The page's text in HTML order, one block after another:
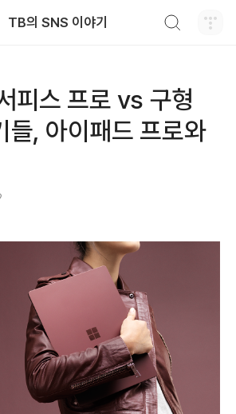
TB의 SNS 이야기
피스 프로 vs 구형
들, 아이패드 프로와